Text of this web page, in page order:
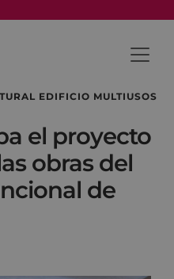
EDIFICIO MULTIUSOS
el proyecto
obras del
de